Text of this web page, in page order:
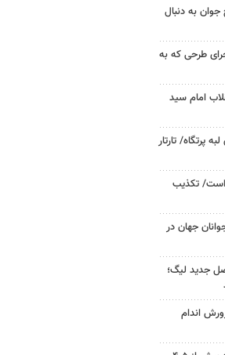
به دنبال
طرحی که به
امام سید
پرتگاه/ تارتار
است/ تکذیب
جهان در
جدید لیگ؛
اندام